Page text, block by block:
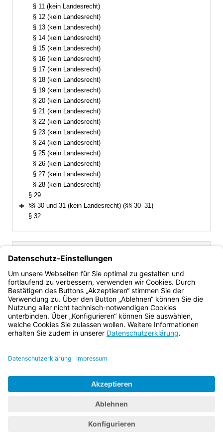
§ 11 (kein Landesrecht)
§ 12 (kein Landesrecht)
§ 13 (kein Landesrecht)
§ 14 (kein Landesrecht)
§ 15 (kein Landesrecht)
§ 16 (kein Landesrecht)
§ 17 (kein Landesrecht)
§ 18 (kein Landesrecht)
§ 19 (kein Landesrecht)
§ 20 (kein Landesrecht)
§ 21 (kein Landesrecht)
§ 22 (kein Landesrecht)
§ 23 (kein Landesrecht)
§ 24 (kein Landesrecht)
§ 25 (kein Landesrecht)
§ 26 (kein Landesrecht)
§ 27 (kein Landesrecht)
§ 28 (kein Landesrecht)
§ 29
Bereich erweitern
§§ 30 und 31 (kein Landesrecht) (§§ 30–31)
§ 32
Inhalt
Fassung: 11.08.1919
§ 8 (kein Landesrecht)
Bayern.de
BayernPortal
Impressum